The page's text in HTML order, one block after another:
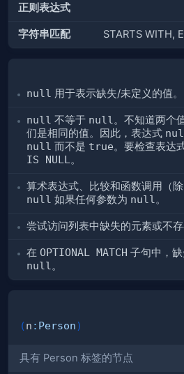
正则表达式
字符串匹配 STARTS WITH,
null 用于表示缺失/未定义的值。
null 不等于 null 。不知道两个
们是相同的值。因此，表达式
null 而不是 true。要检查表达
IS NULL 。
算术表达式、比较和函数调用（
null 如果任何参数为 null 。
尝试访问列表中缺失的元素或不
在 OPTIONAL MATCH 子句中，
null 。
(n : Person)
具有 Person 标签的节点